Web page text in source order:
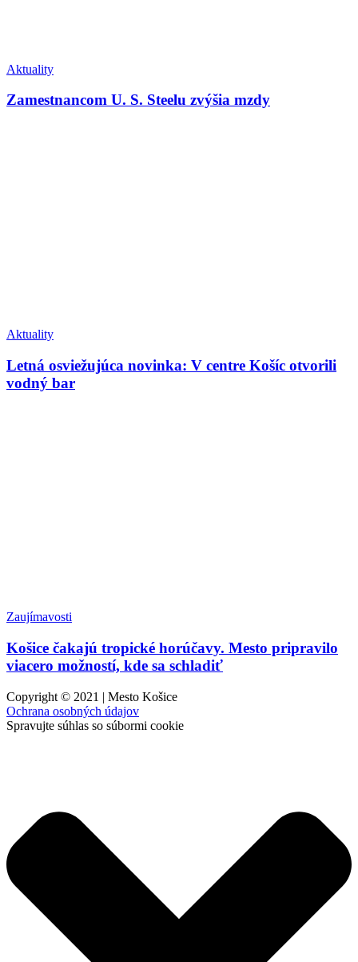
Aktuality
Zamestnancom U. S. Steelu zvýšia mzdy
Aktuality
Letná osviežujúca novinka: V centre Košíc otvorili
vodný bar
Zaujímavosti
Košice čakajú tropické horúčavy. Mesto pripravilo
viacero možností, kde sa schladiť
Copyright © 2021 | Mesto Košice
Ochrana osobných údajov
Spravujte súhlas so súbormi cookie